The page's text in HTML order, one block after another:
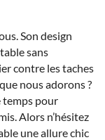
Son design
sans
contre les taches
nous adorons ?
temps pour
Alors n’hésitez
une allure chic